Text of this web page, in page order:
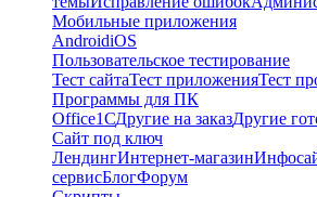
Мобильные приложения
AndroidiOS
Пользовательское тестирование
Тест сайтаТест приложенияТест
Программы для ПК
Office1СДругие на заказДругие
Сайт под ключ
ЛендингИнтернет-магазин
сервисБлогФорум